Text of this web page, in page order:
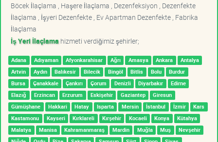
Böcek İlaçlama , Haşere İlaçlama , Dezenfeksiyon , Dezenfekte
İlaçlama , İşyeri Dezenfekte , Ev Apartman Dezenfekte , Fabrika
İlaçlama
İş Yeri İlaçlama hizmeti verdiğimiz şehirler;
Adana Adıyaman Afyonkarahisar Ağrı Amasya Ankara
Antalya
Artvin
Aydın Balıkesir Bilecik Bingöl Bitlis Bolu
Burdur
Bursa
Çanakkale Çankırı Çorum Denizli Diyarbakır
Edirne
Elazığ
Erzincan Erzurum Eskişehir Gaziantep
Giresun
Gümüşhane
Hakkari Hatay Isparta Mersin İstanbul İzmir
Kars
Kastamonu
Kayseri Kırklareli Kırşehir Kocaeli Konya
Kütahya
Malatya
Manisa Kahramanmaraş Mardin Muğla Muş
Nevşehir